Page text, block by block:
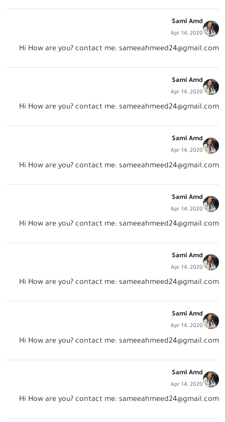
Sami Amd
Apr 14, 2020
Hi How are you? contact me: sameeahmeed24@gmail.com
Sami Amd
Apr 14, 2020
Hi How are you? contact me: sameeahmeed24@gmail.com
Sami Amd
Apr 14, 2020
Hi How are you? contact me: sameeahmeed24@gmail.com
Sami Amd
Apr 14, 2020
Hi How are you? contact me: sameeahmeed24@gmail.com
Sami Amd
Apr 14, 2020
Hi How are you? contact me: sameeahmeed24@gmail.com
Sami Amd
Apr 14, 2020
Hi How are you? contact me: sameeahmeed24@gmail.com
Sami Amd
Apr 14, 2020
Hi How are you? contact me: sameeahmeed24@gmail.com